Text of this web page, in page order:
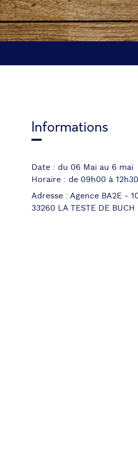
Informations
Date : du 06 Mai au 6 mai
Horaire : de 09h00 à 12h30
Adresse : Agence BA2E -
33260 LA TESTE DE BUCH